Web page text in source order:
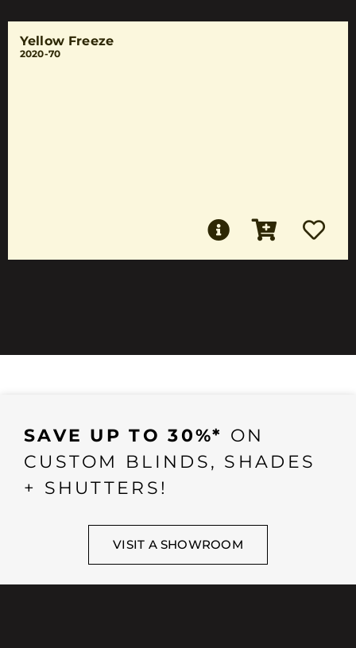
Yellow Freeze
2020-70
SAVE UP TO 30%* ON
CUSTOM BLINDS, SHADES
+ SHUTTERS!
VISIT A SHOWROOM